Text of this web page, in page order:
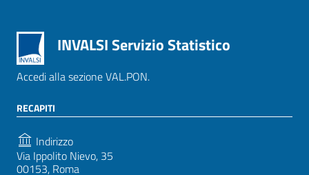
INVALSI Servizio Statistico
Accedi alla sezione VAL.PON.
RECAPITI
Indirizzo
Via Ippolito Nievo, 35
00153, Roma